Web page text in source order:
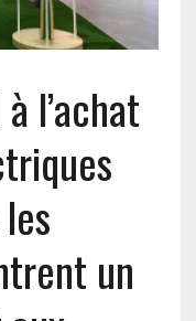
l’achat
un